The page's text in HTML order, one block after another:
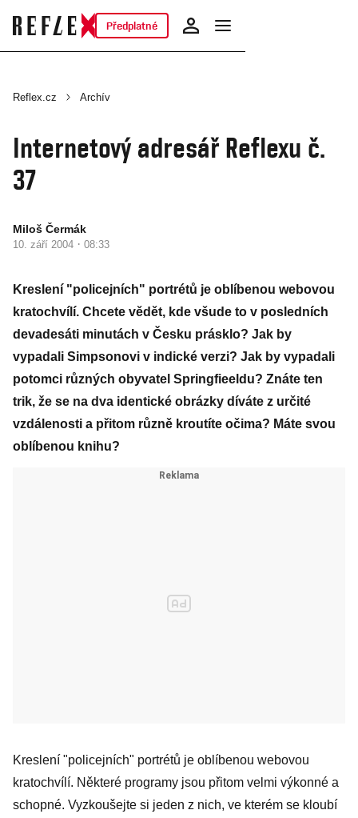
Předplatné
Reflex.cz Archív
Internetový adresář Reflexu č.
37
Miloš Čermák
10. září 2004 · 08:33
Kreslení "policejních" portrétů je oblíbenou webovou
kratochvílí. Chcete vědět, kde všude to v posledních
devadesáti minutách v Česku prásklo? Jak by
vypadali Simpsonovi v indické verzi? Jak by vypadali
potomci různých obyvatel Springfieeldu? Znáte ten
trik, že se na dva identické obrázky díváte z určité
vzdálenosti a přitom různě kroutíte očima? Máte svou
oblíbenou knihu?
Kreslení "policejních" portrétů je oblíbenou webovou
kratochvílí. Některé programy jsou přitom velmi výkonné a
schopné. Vyzkoušejte si jeden z nich, ve kterém se kloubí